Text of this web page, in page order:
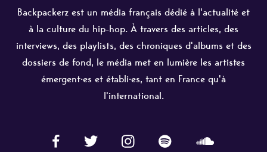
Backpackerz est un média français dédié à l'actualité et
à la culture du hip-hop. À travers des articles, des
interviews, des playlists, des chroniques d'albums et des
dossiers de fond, le média met en lumière les artistes
émergent·es et établi·es, tant en France qu'à
l'international.